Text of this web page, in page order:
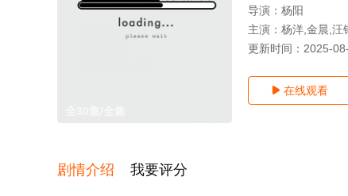
导演： 杨阳
主演： 杨洋,金晨,汪
更新时间： 2025-
 在线观看
剧情介绍 我要评分